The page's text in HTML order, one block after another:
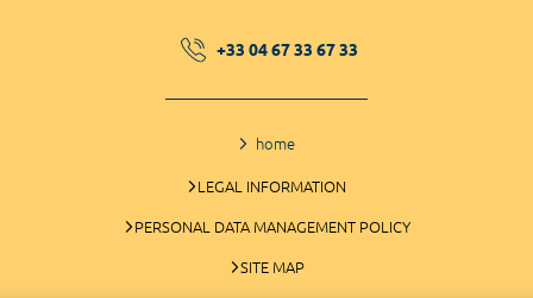
+33 04 67 33 67 33
home
LEGAL INFORMATION
PERSONAL DATA MANAGEMENT POLICY
SITE MAP